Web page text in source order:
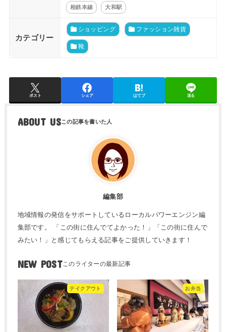
相鉄本線 大和駅
カテゴリー
ショッピング ファッション雑貨
靴
ポスト シェア はてブ 送る
ABOUT US
編集部
地域情報の発信をサポートしているローカルパワーエンジン編
集部です。 「この街に住んでてよかった！」「この街に住んで
みたい！」と感じてもらえる記事をご提供していきます！
NEW POST
テイクアウト お弁当